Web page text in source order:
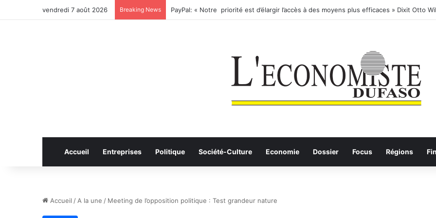
vendredi 7 août 2026 Breaking News
Accueil Entreprises Politique Société-Culture Economie Dossier Focus Régions
Accueil / A la une / Meeting de l’opposition politique : Test grandeur nature